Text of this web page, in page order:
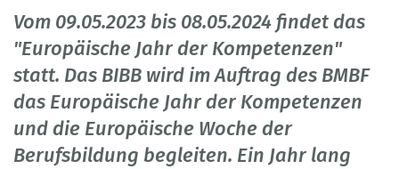
Vom 09.05.2023 bis 08.05.2024 findet das
"Europäische Jahr der Kompetenzen"
statt. Das BIBB wird im Auftrag des BMBF
das Europäische Jahr der Kompetenzen
und die Europäische Woche der
Berufsbildung begleiten. Ein Jahr lang